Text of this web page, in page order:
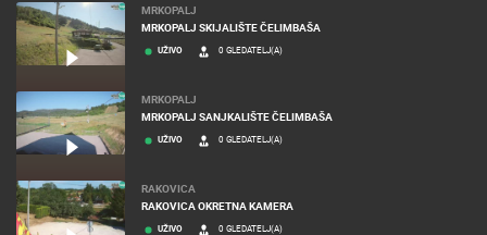
MRKOPALJ
MRKOPALJ SKIJALIŠTE ČELIMBAŠA
UŽIVO 0 GLEDATELJ(A)
MRKOPALJ
MRKOPALJ SANJKALIŠTE ČELIMBAŠA
UŽIVO 0 GLEDATELJ(A)
RAKOVICA
RAKOVICA OKRETNA KAMERA
UŽIVO 0 GLEDATELJ(A)